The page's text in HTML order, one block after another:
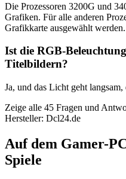
Die Prozessoren 3200G und
Grafiken. Für alle anderen
Grafikkarte ausgewählt werden.
Ist die RGB-
Titelbildern?
Ja, und das Licht geht
Zeige alle 45 Fragen und
Hersteller: Dcl24.de
Auf dem Gamer-
Spiele